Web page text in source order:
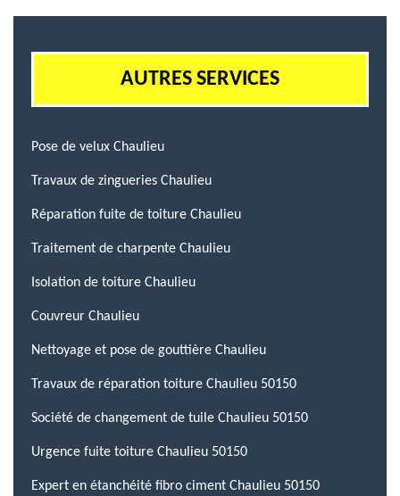
AUTRES SERVICES
Pose de velux Chaulieu
Travaux de zingueries Chaulieu
Réparation fuite de toiture Chaulieu
Traitement de charpente Chaulieu
Isolation de toiture Chaulieu
Couvreur Chaulieu
Nettoyage et pose de gouttière Chaulieu
Travaux de réparation toiture Chaulieu 50150
Société de changement de tuile Chaulieu 50150
Urgence fuite toiture Chaulieu 50150
Expert en étanchéité fibro ciment Chaulieu 50150